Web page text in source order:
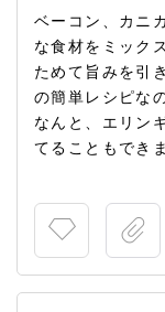
ベーコン、カニ
な食材をミック
ためて旨みを引
の簡単レシピな
なんと、エリン
てることもでき